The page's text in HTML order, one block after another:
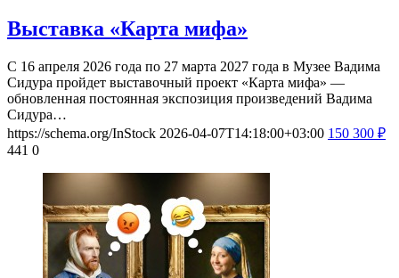
Выставка «Карта мифа»
С 16 апреля 2026 года по 27 марта 2027 года в Музее Вадима
Сидура пройдет выставочный проект «Карта мифа» —
обновленная постоянная экспозиция произведений Вадима
Сидура…
https://schema.org/InStock 2026-04-07T14:18:00+03:00 150 300 ₽
441 0